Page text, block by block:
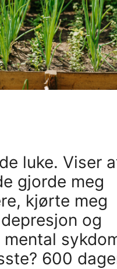
luke. Viser
gjorde meg
kjørte meg
og
600